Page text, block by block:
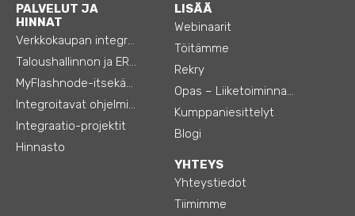
PALVELUT JA
HINNAT
Verkkokaupan integraatiot
Taloushallinnon ja ERP:n integraatiot
MyFlashnode-itsekäyttö-automaatio
Integroitavat ohjelmistot
Integraatio-projektit
Hinnasto
LISÄÄ
Webinaarit
Töitämme
Rekry
Opas – Liiketoiminnan tehostamiseen
Kumppaniesittelyt
Blogi
YHTEYS
Yhteystiedot
Tiimimme